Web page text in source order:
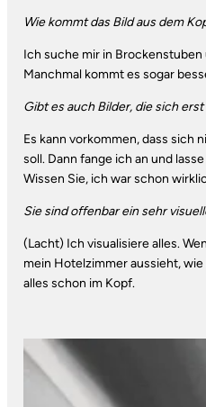
Wie kommt das Bild aus dem
Ich suche mir in Brockenstuben
Manchmal kommt es sogar
Gibt es auch Bilder, die sich
Es kann vorkommen, dass sich
soll. Dann fange ich an und
Wissen Sie, ich war schon
Sie sind offenbar ein sehr
(Lacht) Ich visualisiere alles.
mein Hotelzimmer aussieht,
alles schon im Kopf.